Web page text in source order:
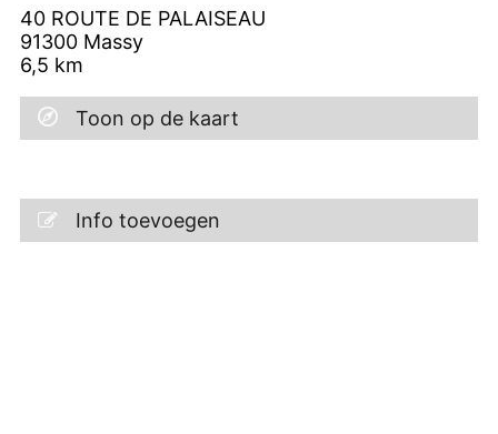
40 ROUTE DE PALAISEAU
91300 Massy
6,5 km
Toon op de kaart
Info toevoegen